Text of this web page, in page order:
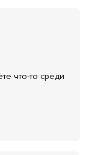
что-то среди